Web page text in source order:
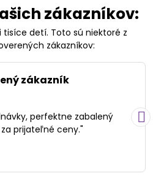
zákazníkov:
tisíce detí. Toto sú niektoré z
zákazníkov:
zákazník
/
5
perfektne zabalený
prijateľné ceny."